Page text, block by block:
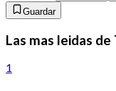
Guardar
Las mas leidas de
1